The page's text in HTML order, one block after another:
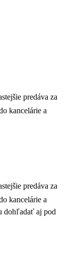
predáva za
kancelárie a
predáva za
kancelárie a
dohľadať aj pod